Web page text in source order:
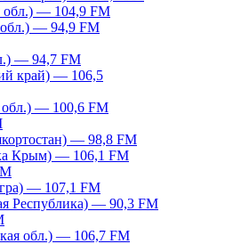
обл.) — 104,9 FM
обл.) — 94,9 FM
— 94,7 FM
край) — 106,5
обл.) — 100,6 FM
— 98,8 FM
Крым) — 106,1 FM
— 107,1 FM
Республика) — 90,3 FM
обл.) — 106,7 FM